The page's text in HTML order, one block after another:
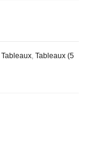
Tableaux, Tableaux (5